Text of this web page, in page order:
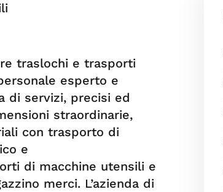
traslochi e trasporti
esperto e
di servizi, precisi ed
straordinarie,
con trasporto di
e
di macchine utensili e
merci. L’azienda di